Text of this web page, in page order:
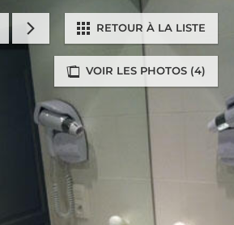
VOIR LES PHOTOS (4)
RETOUR À LA LISTE